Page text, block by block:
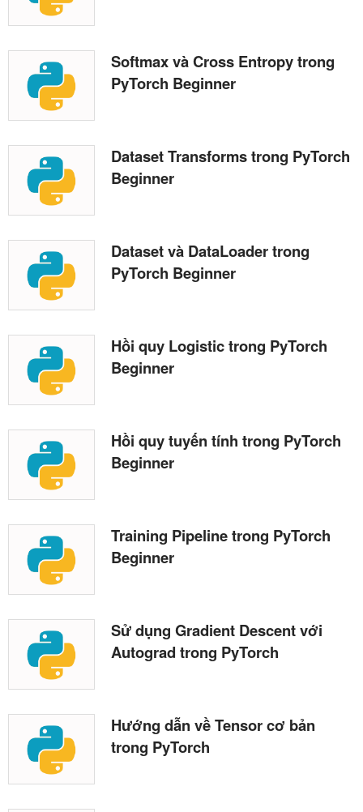
Softmax và Cross Entropy trong
PyTorch Beginner
Dataset Transforms trong PyTorch
Beginner
Dataset và DataLoader trong
PyTorch Beginner
Hồi quy Logistic trong PyTorch
Beginner
Hồi quy tuyến tính trong PyTorch
Beginner
Training Pipeline trong PyTorch
Beginner
Sử dụng Gradient Descent với
Autograd trong PyTorch
Hướng dẫn về Tensor cơ bản
trong PyTorch